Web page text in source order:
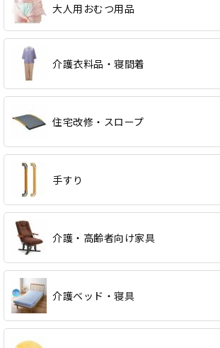
大人用おむつ用品
介護衣料品・寝間着
住宅改修・スロープ
手すり
介護・高齢者向け家具
介護ベッド・寝具